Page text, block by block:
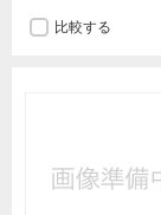
比較する